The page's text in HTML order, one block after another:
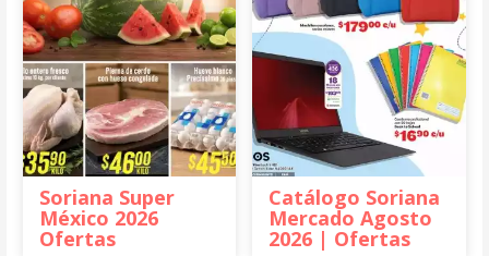
Soriana Super
México 2026
Ofertas
Catálogo Soriana
Mercado Agosto
2026 | Ofertas